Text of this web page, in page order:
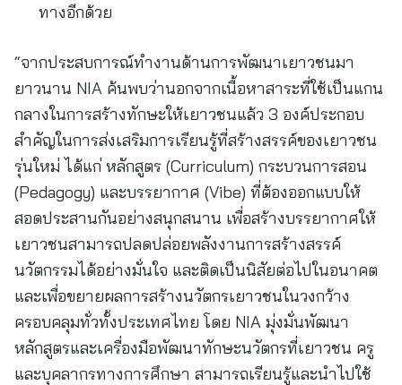
ทางอีกด้วย
“จากประสบการณ์ทำงานด้านการพัฒนาเยาวชนมา
ยาวนาน NIA ค้นพบว่านอกจากเนื้อหาสาระที่ใช้เป็นแกน
กลางในการสร้างทักษะให้เยาวชนแล้ว 3 องค์ประกอบ
สำคัญในการส่งเสริมการเรียนรู้ที่สร้างสรรค์ของเยาวชน
รุ่นใหม่ ได้แก่ หลักสูตร (Curriculum) กระบวนการสอน
(Pedagogy) และบรรยากาศ (Vibe) ที่ต้องออกแบบให้
สอดประสานกันอย่างสนุกสนาน เพื่อสร้างบรรยากาศให้
เยาวชนสามารถปลดปล่อยพลังงานการสร้างสรรค์
นวัตกรรมได้อย่างมั่นใจ และติดเป็นนิสัยต่อไปในอนาคต
และเพื่อขยายผลการสร้างนวัตกรเยาวชนในวงกว้าง
ครอบคลุมทั่วทั้งประเทศไทย โดย NIA มุ่งมั่นพัฒนา
หลักสูตรและเครื่องมือพัฒนาทักษะนวัตกรที่เยาวชน ครู
และบุคลากรทางการศึกษา สามารถเรียนรู้และนำไปใช้